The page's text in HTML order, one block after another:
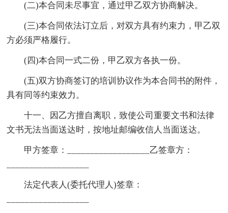
(二)本合同未尽事宜，通过甲乙双方协商解决。
(三)本合同依法订立后，对双方具有约束力，甲乙双
方必须严格履行。
(四)本合同一式二份，甲乙双方各执一份。
(五)双方协商签订的培训协议作为本合同书的附件，
具有同等约束效力。
十一、因乙方擅自离职，致使公司重要文书和法律
文书无法当面送达时，按地址邮编收信人当面送达。
甲方签章：__________________乙签章方：
法定代表人(委托代理人)签章：